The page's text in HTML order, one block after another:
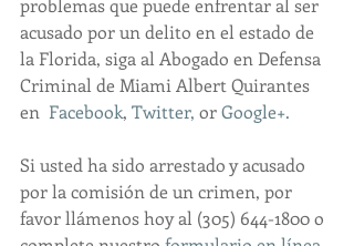
acusado por un delito en el estado de
la Florida, siga al Abogado en Defensa
Criminal de Miami Albert Quirantes
en Facebook, Twitter, or Google+.
Si usted ha sido arrestado y acusado
por la comisión de un crimen, por
favor llámenos hoy al (305) 644-1800 o